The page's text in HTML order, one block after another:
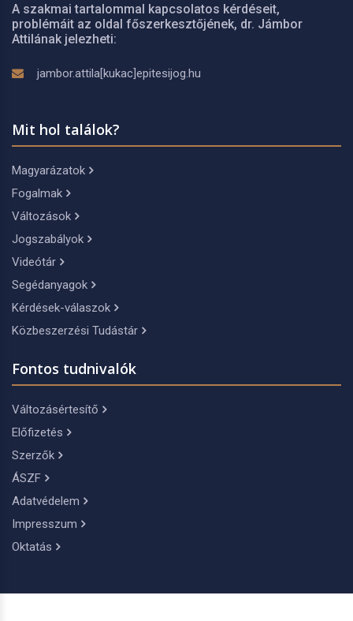
A szakmai tartalommal kapcsolatos kérdéseit,
problémáit az oldal főszerkesztőjének, dr. Jámbor
Attilának jelezheti:
jambor.attila[kukac]epitesijog.hu
Mit hol találok?
Magyarázatok
Fogalmak
Változások
Jogszabályok
Videótár
Segédanyagok
Kérdések-válaszok
Közbeszerzési Tudástár
Fontos tudnivalók
Változásértesítő
Előfizetés
Szerzők
ÁSZF
Adatvédelem
Impresszum
Oktatás